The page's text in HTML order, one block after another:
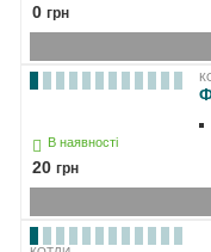
0 грн
В наявності
20 грн